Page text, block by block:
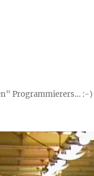
Programmierers… :-)